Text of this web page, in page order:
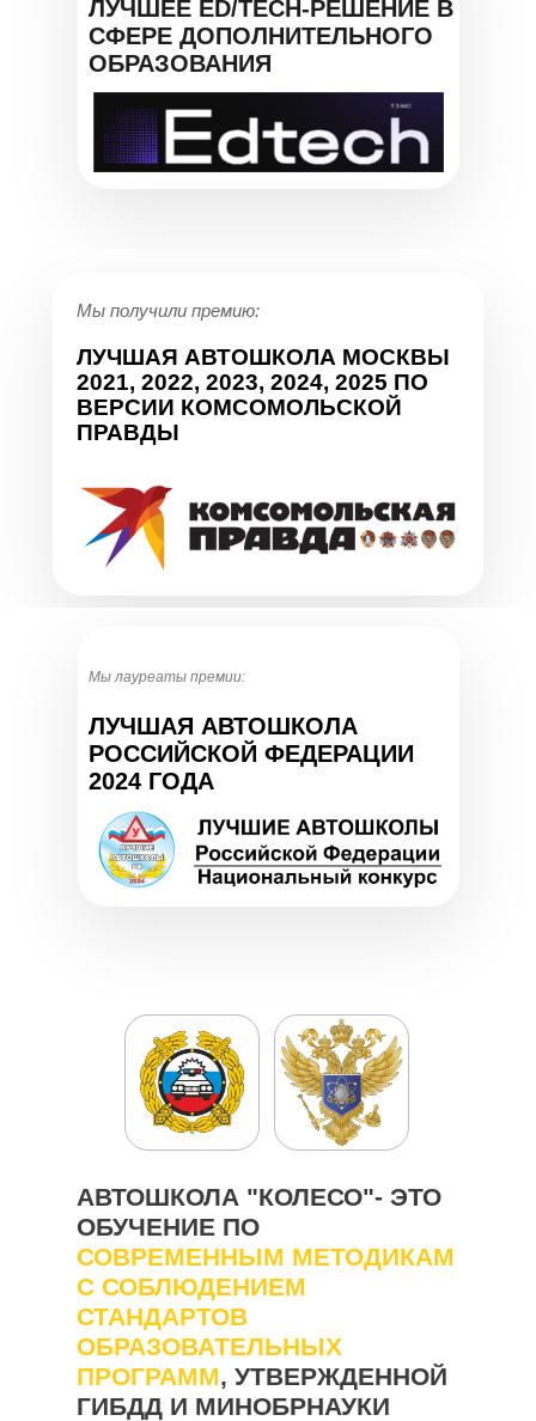
ЛУЧШЕЕ ED/TECH-РЕШЕНИЕ В
СФЕРЕ ДОПОЛНИТЕЛЬНОГО
ОБРАЗОВАНИЯ
Мы получили премию:
ЛУЧШАЯ АВТОШКОЛА МОСКВЫ
2021, 2022, 2023, 2024, 2025 ПО
ВЕРСИИ КОМСОМОЛЬСКОЙ
ПРАВДЫ
Мы лауреаты премии:
ЛУЧШАЯ АВТОШКОЛА
РОССИЙСКОЙ ФЕДЕРАЦИИ
2024 ГОДА
АВТОШКОЛА "КОЛЕСО"- ЭТО
ОБУЧЕНИЕ ПО
СОВРЕМЕННЫМ МЕТОДИКАМ
С СОБЛЮДЕНИЕМ
СТАНДАРТОВ
ОБРАЗОВАТЕЛЬНЫХ
ПРОГРАММ, УТВЕРЖДЕННОЙ
ГИБДД И МИНОБРНАУКИ